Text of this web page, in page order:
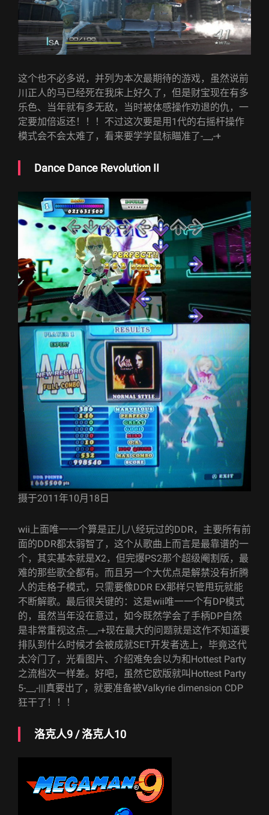
这个也不必多说，并列为本次最期待的游戏，虽然说前
川正人的马已经死在我床上好久了，但是财宝现在有多
乐色、当年就有多无敌，当时被体感操作劝退的仇，一
定要加倍返还！！！不过这次要是用1代的右摇杆操作
模式会不会太难了，看来要学学鼠标瞄准了-__,-+
Dance Dance Revolution II
摄于2011年10月18日
wii上面唯一一个算是正儿八经玩过的DDR，主要所有前
面的DDR都太弱智了，这个从歌曲上而言是最靠谱的一
个，其实基本就是X2，但完爆PS2那个超级阉割版，最
难的那些歌全都有。而且另一个大优点是解禁没有折腾
人的走格子模式，只需要像DDR EX那样只管甩玩就能
不断解歌。最后很关键的：这是wii唯一一个有DP模式
的，虽然当年没在意过，如今既然学会了手柄DP自然
是非常重视这点-__,-+现在最大的问题就是这作不知道要
排队到什么时候才会被成就SET开发者选上，毕竟这代
太冷门了，光看图片、介绍难免会以为和Hottest Party
之流档次一样差。好吧，虽然它欧版就叫Hottest Party
5-__,-|||真要出了，就要准备被Valkyrie dimension CDP
狂干了！！！
洛克人9 / 洛克人10